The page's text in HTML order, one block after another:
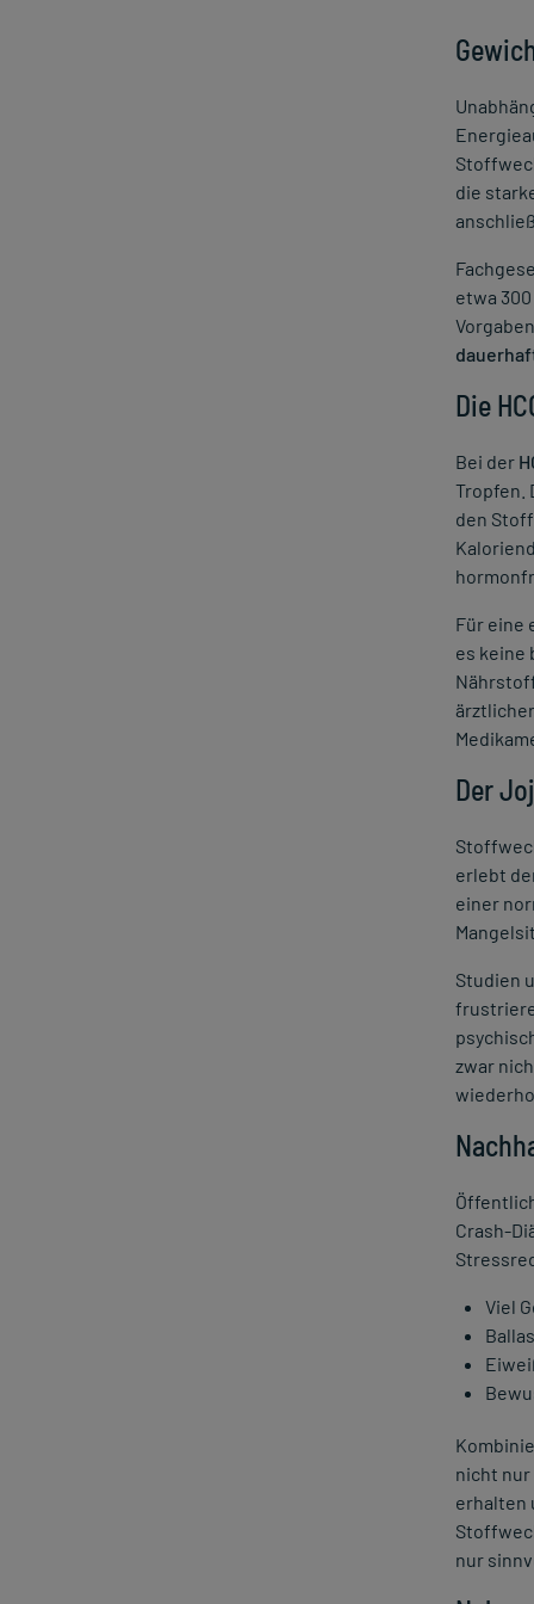
die
etwa
Die
Bei der
Tropfen.
den
Für eine
es keine
Der
erlebt
einer
Studien
zwar
Crash-
Viel
nicht nur
erhalten
nur